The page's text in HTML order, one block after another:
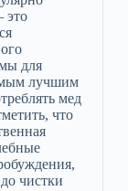
это
для
лучшим
мед
что
чистки